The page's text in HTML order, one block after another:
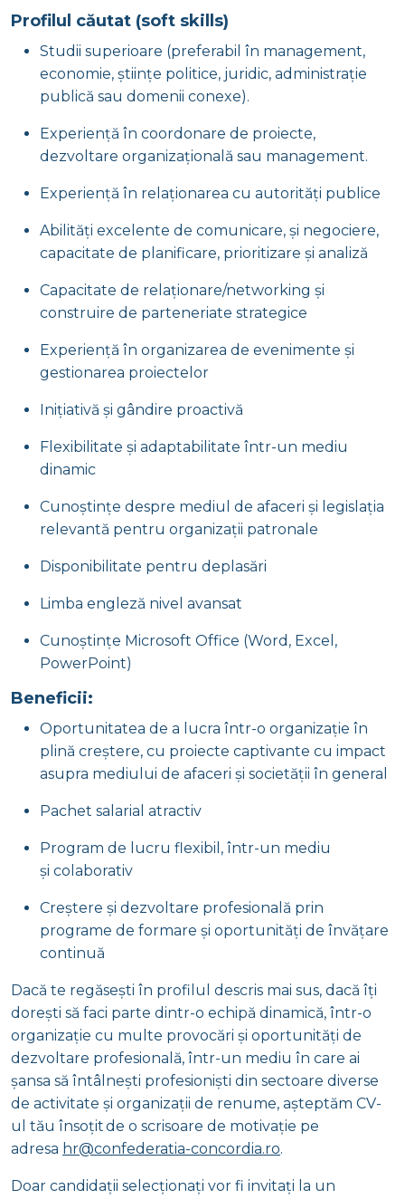
Profilul căutat (soft skills)
Studii superioare (preferabil în management,
economie, științe politice, juridic, administrație
publică sau domenii conexe).
Experiență în coordonare de proiecte,
dezvoltare organizațională sau management.
Experiență în relaționarea cu autorități publice
Abilități excelente de comunicare, și negociere,
capacitate de planificare, prioritizare și analiză
Capacitate de relaționare/networking și
construire de parteneriate strategice
Experiență în organizarea de evenimente și
gestionarea proiectelor
Inițiativă și gândire proactivă
Flexibilitate și adaptabilitate într-un mediu
dinamic
Cunoștințe despre mediul de afaceri și legislația
relevantă pentru organizații patronale
Disponibilitate pentru deplasări
Limba engleză nivel avansat
Cunoștințe Microsoft Office (Word, Excel,
PowerPoint)
Beneficii:
Oportunitatea de a lucra într-o organizație în
plină creștere, cu proiecte captivante cu impact
asupra mediului de afaceri și societății în general
Pachet salarial atractiv
Program de lucru flexibil, într-un mediu
și colaborativ
Creștere și dezvoltare profesională prin
programe de formare și oportunități de învățare
continuă
Dacă te regăsești în profilul descris mai sus, dacă îți
dorești să faci parte dintr-o echipă dinamică, într-o
organizație cu multe provocări și oportunități de
dezvoltare profesională, într-un mediu în care ai
șansa să întâlnești profesioniști din sectoare diverse
de activitate și organizații de renume, așteptăm CV-
ul tău însoțit de o scrisoare de motivație pe
adresa hr@confederatia-concordia.ro.
Doar candidații selecționați vor fi invitați la un